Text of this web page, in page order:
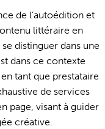
de l’autoédition et
littéraire en
distinguer dans une
dans ce contexte
tant que prestataire
de services
page, visant à guider
créative.